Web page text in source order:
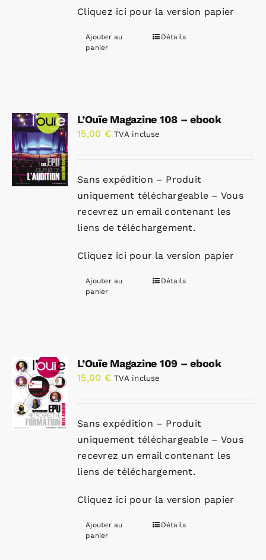
Cliquez ici pour la version papier
Ajouter au
panier
Détails
L’Ouïe Magazine 108 – ebook
15,00 € TVA incluse
Sans expédition – Produit
uniquement téléchargeable – Vous
recevrez un email contenant les
liens de téléchargement.
Cliquez ici pour la version papier
Ajouter au
panier
Détails
L’Ouïe Magazine 109 – ebook
15,00 € TVA incluse
Sans expédition – Produit
uniquement téléchargeable – Vous
recevrez un email contenant les
liens de téléchargement.
Cliquez ici pour la version papier
Ajouter au
panier
Détails